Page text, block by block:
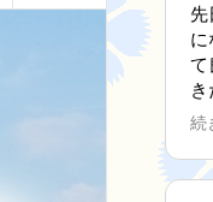
て
対
が
続